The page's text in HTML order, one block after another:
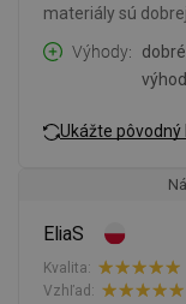
materiály sú
Výhody
Ukážte
EliaS
Kvalita:
Vzhľad: